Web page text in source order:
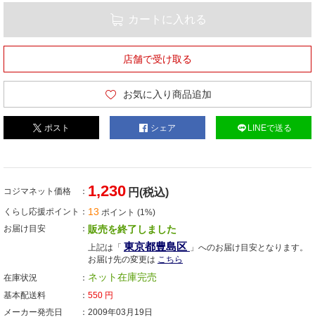
カートに入れる
店舗で受け取る
お気に入り商品追加
ポスト シェア LINEで送る
コジマネット価格 1,230 円(税込)
くらし応援ポイント 13 ポイント (1%)
お届け目安
販売を終了しました
上記は「 東京都豊島区 」へのお届け目安となります。
お届け先の変更は こちら
在庫状況
ネット在庫完売
基本配送料 550 円
メーカー発売日
2009年03月19日